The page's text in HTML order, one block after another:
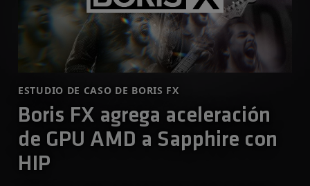
ESTUDIO DE CASO DE BORIS FX
Boris FX agrega aceleración
de GPU AMD a Sapphire con
HIP